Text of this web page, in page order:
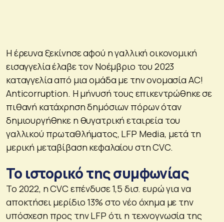
Η έρευνα ξεκίνησε αφού η γαλλική οικονομική
εισαγγελία έλαβε τον Νοέμβριο του 2023
καταγγελία από μια ομάδα με την ονομασία AC!
Anticorruption. Η μήνυσή τους επικεντρώθηκε σε
πιθανή κατάχρηση δημόσιων πόρων όταν
δημιουργήθηκε η θυγατρική εταιρεία του
γαλλικού πρωταθλήματος, LFP Media, μετά τη
μερική μεταβίβαση κεφαλαίου στη CVC.
Το ιστορικό της συμφωνίας
Το 2022, η CVC επένδυσε 1,5 δισ. ευρώ για να
αποκτήσει μερίδιο 13% στο νέο όχημα με την
υπόσχεση προς την LFP ότι η τεχνογνωσία της